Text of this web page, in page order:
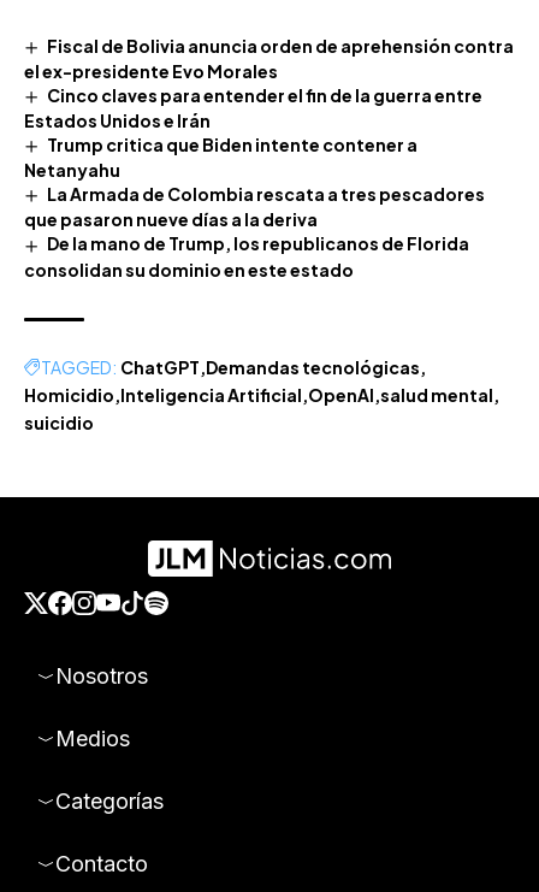
Fiscal de Bolivia anuncia orden de aprehensión contra
el ex-presidente Evo Morales
Cinco claves para entender el fin de la guerra entre
Estados Unidos e Irán
Trump critica que Biden intente contener a
Netanyahu
La Armada de Colombia rescata a tres pescadores
que pasaron nueve días a la deriva
De la mano de Trump, los republicanos de Florida
consolidan su dominio en este estado
TAGGED: ChatGPT Demandas tecnológicas
Homicidio Inteligencia Artificial OpenAI salud mental
suicidio
Nosotros
Medios
Categorías
Contacto